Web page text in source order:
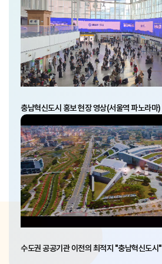
충남혁신도시 홍보 현장 영상(서울역 파노라마)
수도권 공공기관 이전의 최적지 "충남혁신도시"